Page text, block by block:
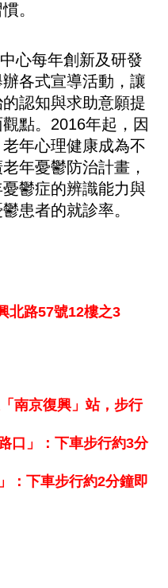
。
心每年創新及研發
各式宣導活動，讓
認知與求助意願提
點。2016年起，因
年心理健康成為不
年憂鬱防治計畫，
鬱症的辨識能力與
患者的就診率。
北路57號12樓之3
南京復興」站，步行
口」：下車步行約3分
下車步行約2分鐘即